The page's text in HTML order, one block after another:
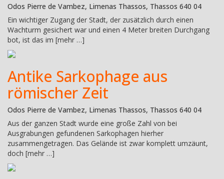
Odos Pierre de Vambez, Limenas Thassos, Thassos 640 04
Ein wichtiger Zugang der Stadt, der zusätzlich durch einen
Wachturm gesichert war und einen 4 Meter breiten Durchgang
bot, ist das im [mehr …]
Antike Sarkophage aus
römischer Zeit
Odos Pierre de Vambez, Limenas Thassos, Thassos 640 04
Aus der ganzen Stadt wurde eine große Zahl von bei
Ausgrabungen gefundenen Sarkophagen hierher
zusammengetragen. Das Gelände ist zwar komplett umzäunt,
doch [mehr …]